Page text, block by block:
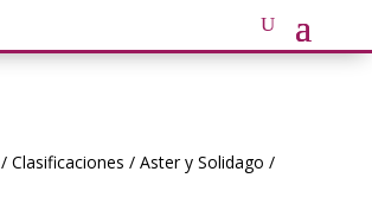
/ Clasificaciones / Aster y Solidago /